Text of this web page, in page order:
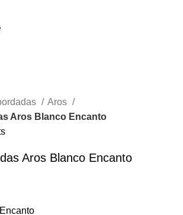
Aros
Aros Blanco Encanto
Aros Blanco Encanto